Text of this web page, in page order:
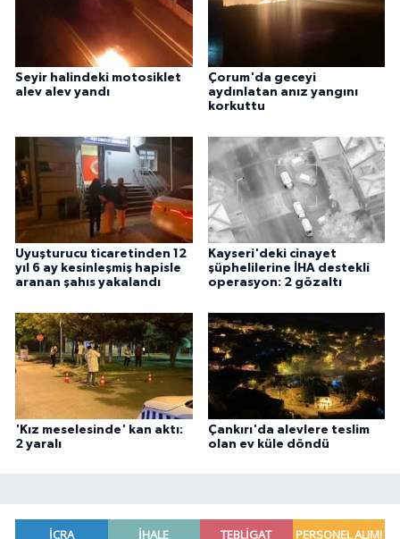
Seyir halindeki motosiklet
alev alev yandı
Çorum'da geceyi
aydınlatan anız yangını
korkuttu
Uyuşturucu ticaretinden 12
yıl 6 ay kesinleşmiş hapisle
aranan şahıs yakalandı
Kayseri'deki cinayet
şüphelilerine İHA destekli
operasyon: 2 gözaltı
'Kız meselesinde' kan aktı:
2 yaralı
Çankırı'da alevlere teslim
olan ev küle döndü